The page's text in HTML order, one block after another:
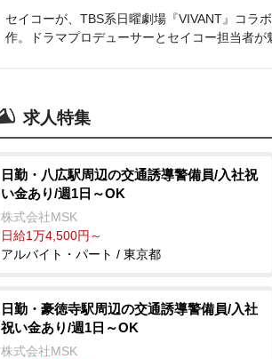
セイコーが、TBS系日曜劇場『VIVANT』コラ
作。ドラマプロデューサーとセイコー担当者が
求人特集
日勤・八広駅周辺の交通誘導警備員/入社祝
い金あり/週1日～OK
株式会社MSK
日給1万4,500円～
アルバイト・パート / 東京都
日勤・豪徳寺駅周辺の交通誘導警備員/入社
祝い金あり/週1日～OK
株式会社MSK